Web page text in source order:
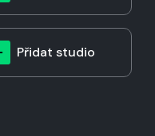
Přidat studio